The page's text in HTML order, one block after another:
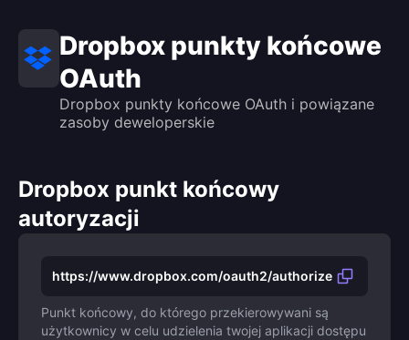
Dropbox punkty końcowe
OAuth
Dropbox punkty końcowe OAuth i powiązane
zasoby deweloperskie
Dropbox punkt końcowy
autoryzacji
https://www.dropbox.com/oauth2/authorize
Punkt końcowy, do którego przekierowywani są
użytkownicy w celu udzielenia twojej aplikacji dostępu